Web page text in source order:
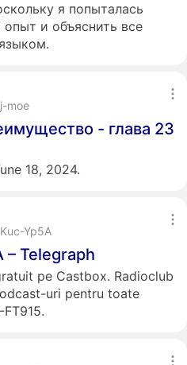
я попыталась
опыт и объяснить все
moe
- глава 23
18, 2024.
Yp5A
– Telegraph
pe Castbox. Radioclub
uri pentru toate